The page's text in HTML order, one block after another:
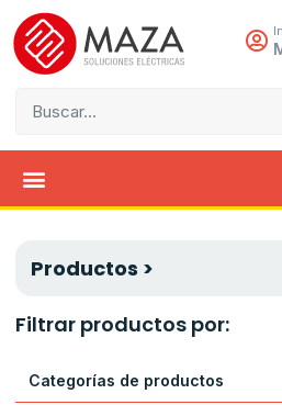
Productos >
Filtrar productos por:
Categorías de productos